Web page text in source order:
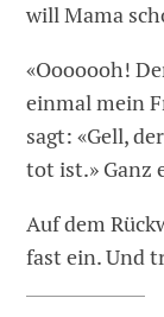
will Mama
«Ooooooh!
einmal mein
sagt: «Gell,
tot ist.» Ganz
Auf dem
fast ein. Und